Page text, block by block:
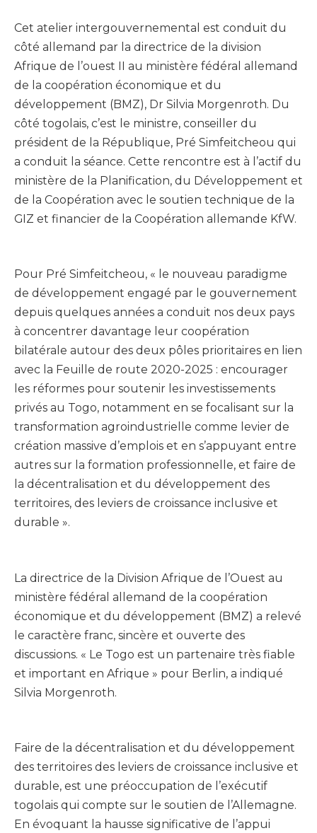
Cet atelier intergouvernemental est conduit du
côté allemand par la directrice de la division
Afrique de l’ouest II au ministère fédéral allemand
de la coopération économique et du
développement (BMZ), Dr Silvia Morgenroth. Du
côté togolais, c’est le ministre, conseiller du
président de la République, Pré Simfeitcheou qui
a conduit la séance. Cette rencontre est à l’actif du
ministère de la Planification, du Développement et
de la Coopération avec le soutien technique de la
GIZ et financier de la Coopération allemande KfW.
Pour Pré Simfeitcheou, « le nouveau paradigme
de développement engagé par le gouvernement
depuis quelques années a conduit nos deux pays
à concentrer davantage leur coopération
bilatérale autour des deux pôles prioritaires en lien
avec la Feuille de route 2020-2025 : encourager
les réformes pour soutenir les investissements
privés au Togo, notamment en se focalisant sur la
transformation agroindustrielle comme levier de
création massive d’emplois et en s’appuyant entre
autres sur la formation professionnelle, et faire de
la décentralisation et du développement des
territoires, des leviers de croissance inclusive et
durable ».
La directrice de la Division Afrique de l’Ouest au
ministère fédéral allemand de la coopération
économique et du développement (BMZ) a relevé
le caractère franc, sincère et ouverte des
discussions. « Le Togo est un partenaire très fiable
et important en Afrique » pour Berlin, a indiqué
Silvia Morgenroth.
Faire de la décentralisation et du développement
des territoires des leviers de croissance inclusive et
durable, est une préoccupation de l’exécutif
togolais qui compte sur le soutien de l’Allemagne.
En évoquant la hausse significative de l’appui